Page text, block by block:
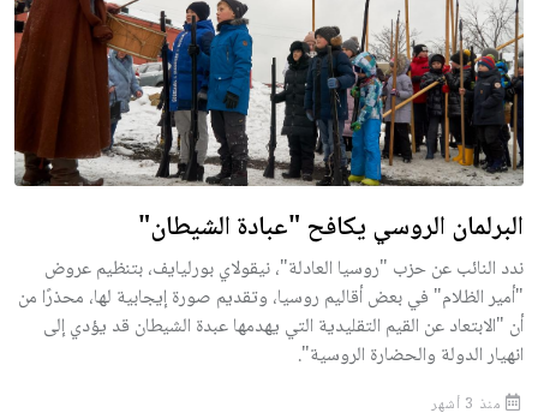
البرلمان الروسي يكافح "عبادة الشيطان"
ندد النائب عن حزب "روسيا العادلة"، نيقولاي بورليايف، بتنظيم عروض
"أمير الظلام" في بعض أقاليم روسيا، وتقديم صورة إيجابية لها، محذرًا من
أن "الابتعاد عن القيم التقليدية التي يهدمها عبدة الشيطان قد يؤدي إلى
انهيار الدولة والحضارة الروسية".
منذ 3 أشهر